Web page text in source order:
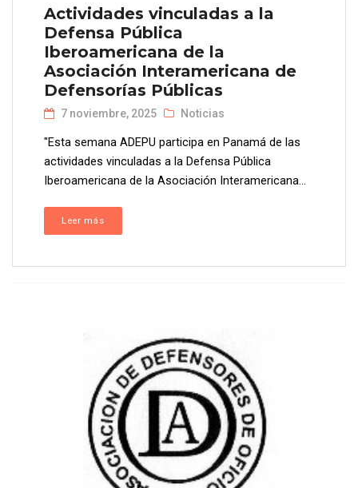
Actividades vinculadas a la
Defensa Pública
Iberoamericana de la
Asociación Interamericana de
Defensorías Públicas
7 noviembre, 2025 Noticias
"Esta semana ADEPU participa en Panamá de las
actividades vinculadas a la Defensa Pública
Iberoamericana de la Asociación Interamericana...
Leer más